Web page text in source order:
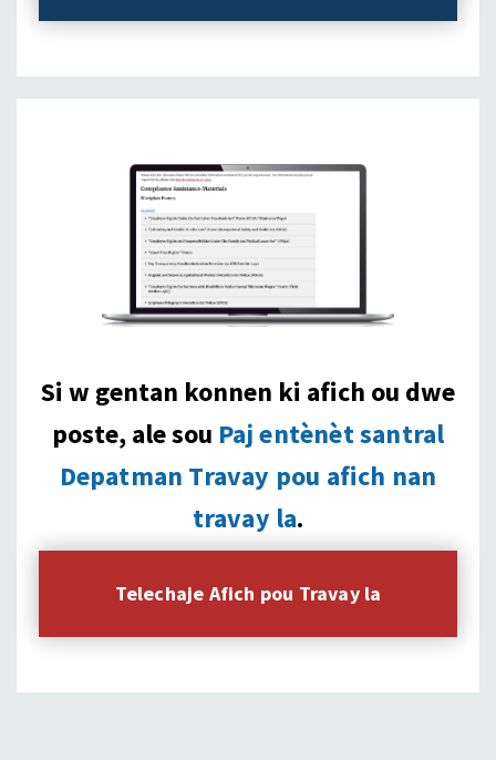
Si w gentan konnen ki afich ou dwe
poste, ale sou Paj entènèt santral
Depatman Travay pou afich nan
travay la.
Telechaje Afich pou Travay la